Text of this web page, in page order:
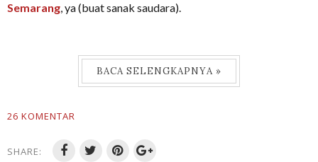
Semarang, ya (buat sanak saudara).
BACA SELENGKAPNYA »
26 KOMENTAR
SHARE: